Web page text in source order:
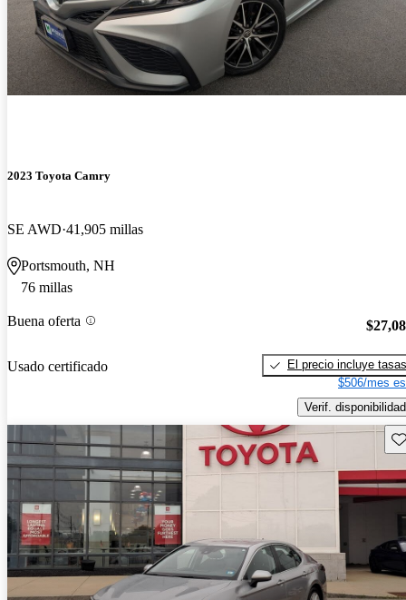
2023 Toyota Camry
SE AWD 41,905 millas
Portsmouth, NH
76 millas
Buena oferta
Usado certificado
El precio incluye tasas
$506/mes
Verif. disponibilidad